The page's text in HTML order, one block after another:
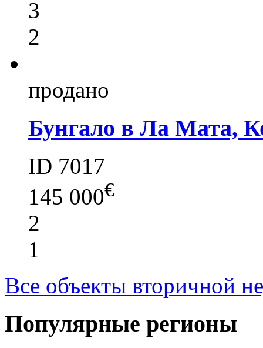
3
2
продано
Бунгало в Ла Мата,
ID 7017
145 000€
2
1
Все объекты вторичной
Популярные регионы